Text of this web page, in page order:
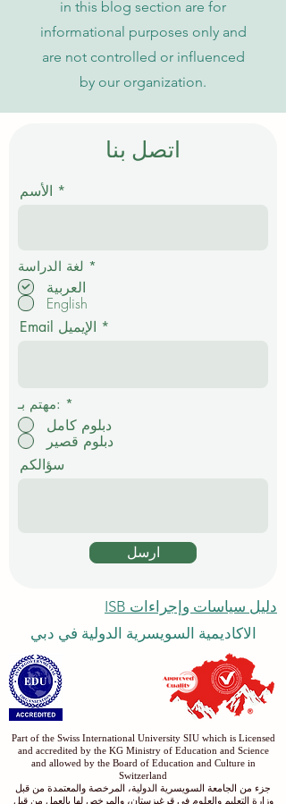
in this blog section are for
informational purposes only and
are not controlled or influenced
by our organization.
اتصل بنا
الأسم
لغة الدراسة *
ي
العربية
English
Email الإيميل
مهتم بـ: *
دبلوم كامل
دبلوم قصير
سؤالكم
ارسل
دليل سياسات وإجراءات ISB
الاكاديمية السويسرية الدولية في دبي
Part of the Swiss International University SIU which is Licensed
and accredited by the KG Ministry of Education and Science
and allowed by the Board of Education and Culture in
Switzerland
جزء من الجامعة السويسرية الدولية، المرخصة والمعتمدة من قبل
وزارة التعليم والعلوم في قرغيزستان، والمرخص لها بالعمل من قبل